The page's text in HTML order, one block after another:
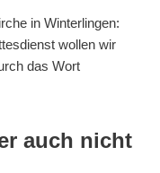
in Winterlingen:
wollen wir
das Wort
auch nicht